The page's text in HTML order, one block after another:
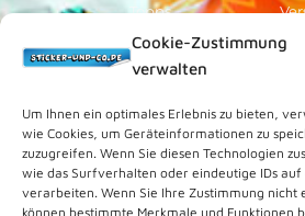
Cookie-Zustimmung
verwalten
Um Ihnen ein optimales Erlebnis zu bieten,
wie Cookies, um Geräteinformationen zu
zuzugreifen. Wenn Sie diesen Technologien
wie das Surfverhalten oder eindeutige IDs auf
verarbeiten. Wenn Sie Ihre Zustimmung nicht
können bestimmte Merkmale und Funktionen
Topps
Blue Ocean
Sammelfiguren
Vorverkauf
Rechtliches
Kundenkonto